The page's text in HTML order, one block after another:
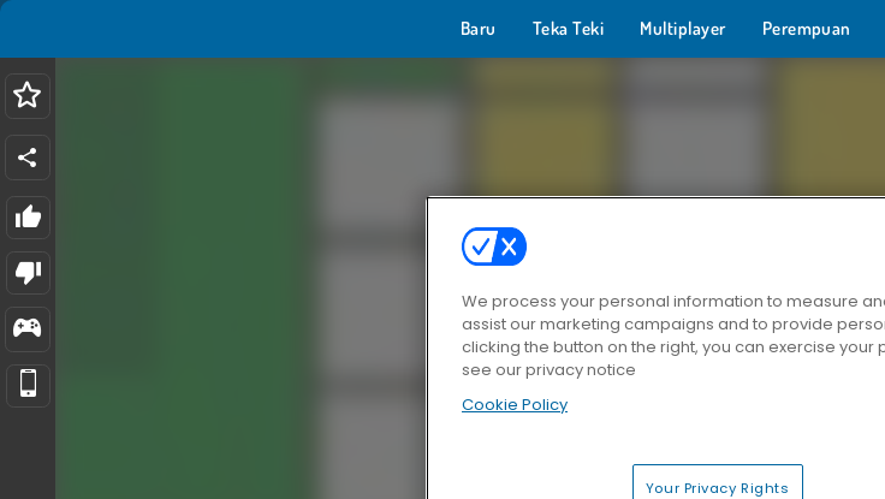
Baru Teka Teki Multiplayer Perempuan
We process your personal information to measure
assist our marketing campaigns and to provide
clicking the button on the right, you can exercise your
see our privacy notice
Cookie Policy
Your Privacy Rights